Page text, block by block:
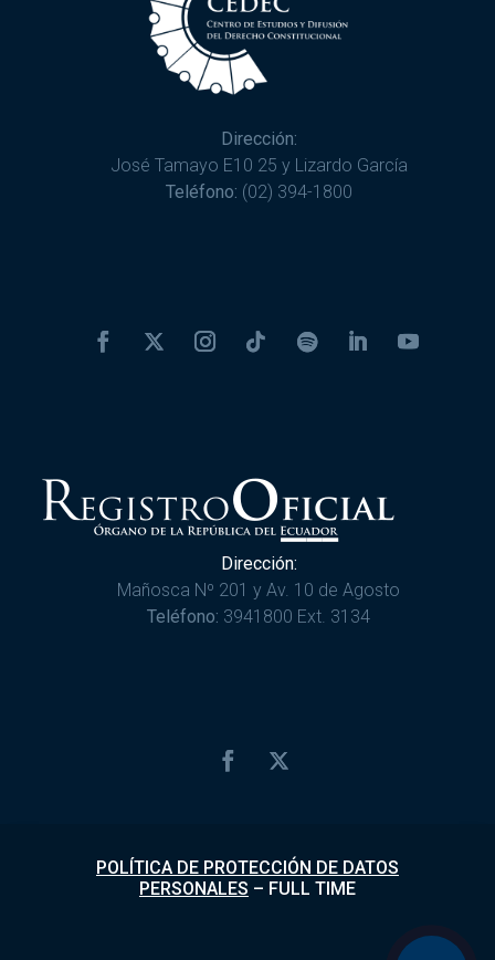
Dirección:
José Tamayo E10 25 y Lizardo García
Teléfono: (02) 394-1800
Dirección:
Mañosca Nº 201 y Av. 10 de Agosto
Teléfono: 3941800 Ext. 3134
POLÍTICA DE PROTECCIÓN DE DATOS
PERSONALES – FULL TIME